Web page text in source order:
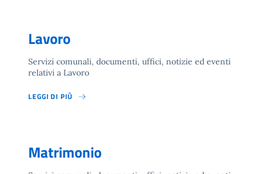
Lavoro
Servizi comunali, documenti, uffici, notizie ed eventi
relativi a Lavoro
LEGGI DI PIÙ
Matrimonio